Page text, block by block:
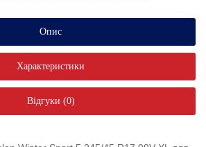
Опис
Характеристики
Відгуки (0)